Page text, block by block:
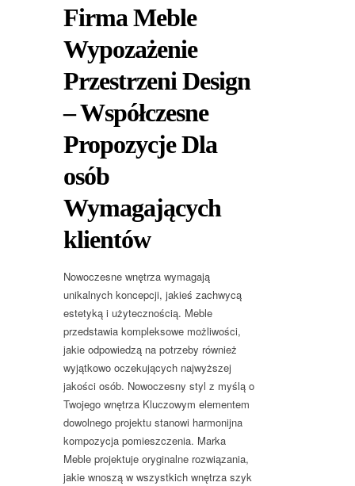
Firma Meble
Wypozażenie
Przestrzeni Design
– Współczesne
Propozycje Dla
osób
Wymagających
klientów
Nowoczesne wnętrza wymagają
unikalnych koncepcji, jakieś zachwycą
estetyką i użytecznością. Meble
przedstawia kompleksowe możliwości,
jakie odpowiedzą na potrzeby również
wyjątkowo oczekujących najwyższej
jakości osób. Nowoczesny styl z myślą o
Twojego wnętrza Kluczowym elementem
dowolnego projektu stanowi harmonijna
kompozycja pomieszczenia. Marka
Meble projektuje oryginalne rozwiązania,
jakie wnoszą w wszystkich wnętrza szyk